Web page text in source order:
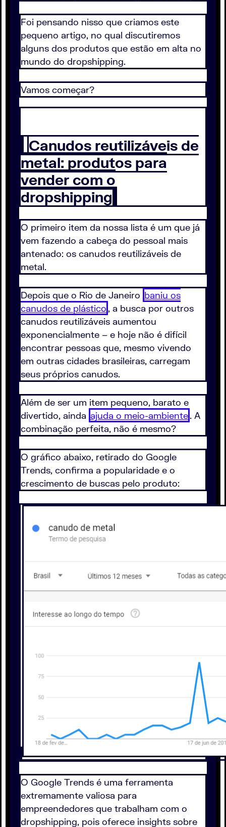
Foi pensando nisso que criamos este
pequeno artigo, no qual discutiremos
alguns dos produtos que estão em alta no
mundo do dropshipping.
Vamos começar?
Canudos reutilizáveis de
metal: produtos para
vender com o
dropshipping
O primeiro item da nossa lista é um que já
vem fazendo a cabeça do pessoal mais
antenado: os canudos reutilizáveis de
metal.
Depois que o Rio de Janeiro baniu os
canudos de plástico , a busca por outros
canudos reutilizáveis aumentou
exponencialmente – e hoje não é difícil
encontrar pessoas que, mesmo vivendo
em outras cidades brasileiras, carregam
seus próprios canudos.
Além de ser um item pequeno, barato e
divertido, ainda ajuda o meio-ambiente. A
combinação perfeita, não é mesmo?
O gráfico abaixo, retirado do Google
Trends, confirma a popularidade e o
crescimento de buscas pelo produto:
O Google Trends é uma ferramenta
extremamente valiosa para
empreendedores que trabalham com o
dropshipping, pois oferece insights sobre